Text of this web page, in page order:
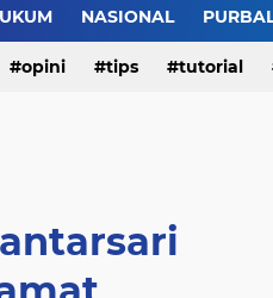
Musnahkan Puluhan
NASIONAL
opini tips tutorial